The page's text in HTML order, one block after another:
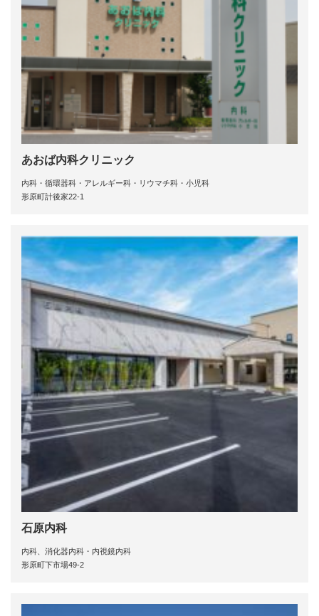
あおば内科クリニック
内科・循環器科・アレルギー科・リウマチ科・小児科
形原町計後家22-1
石原内科
内科、消化器内科・内視鏡内科
形原町下市場49-2